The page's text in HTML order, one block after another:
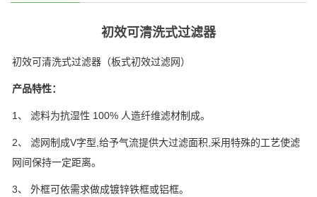
初效可清洗式过滤器
初效可清洗式过滤器（板式初效过滤网）
产品特性：
1 、 滤料为抗湿性 100% 人造纤维滤材制成。
2、 滤网制成V字型 给予气流提供大过滤面积 采用特殊的工艺使滤
网间保持一定距离。
3、 外框可依需求做成镀锌铁框或铝框。